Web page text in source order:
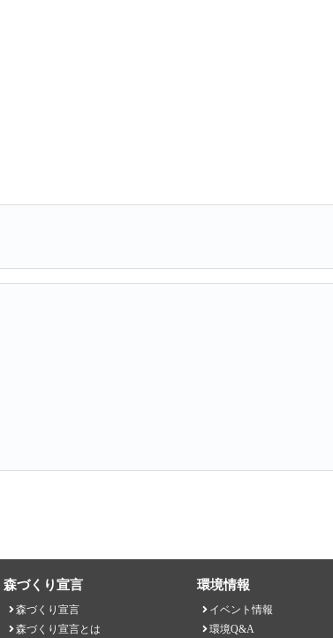
森づくり宣言
森づくり宣言
森づくり宣言とは
環境情報
イベント情報
環境Q&A